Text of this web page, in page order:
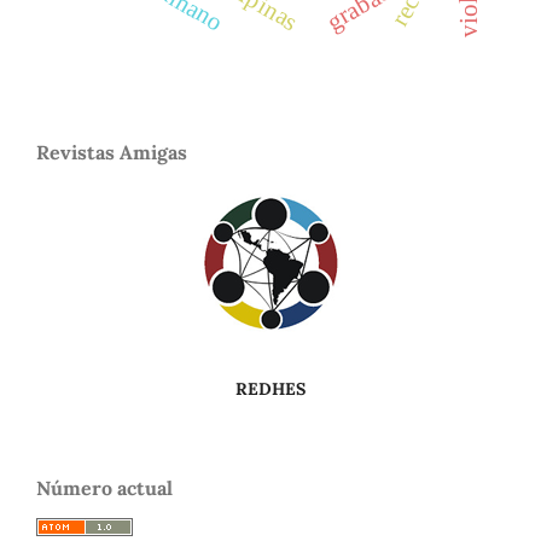
Revistas Amigas
REDHES
Número actual